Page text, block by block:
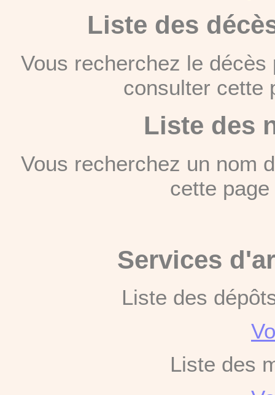
Liste des
Vous recherchez le
consulter
Liste des
Vous recherchez un nom
cette
Services
Liste des
Liste des